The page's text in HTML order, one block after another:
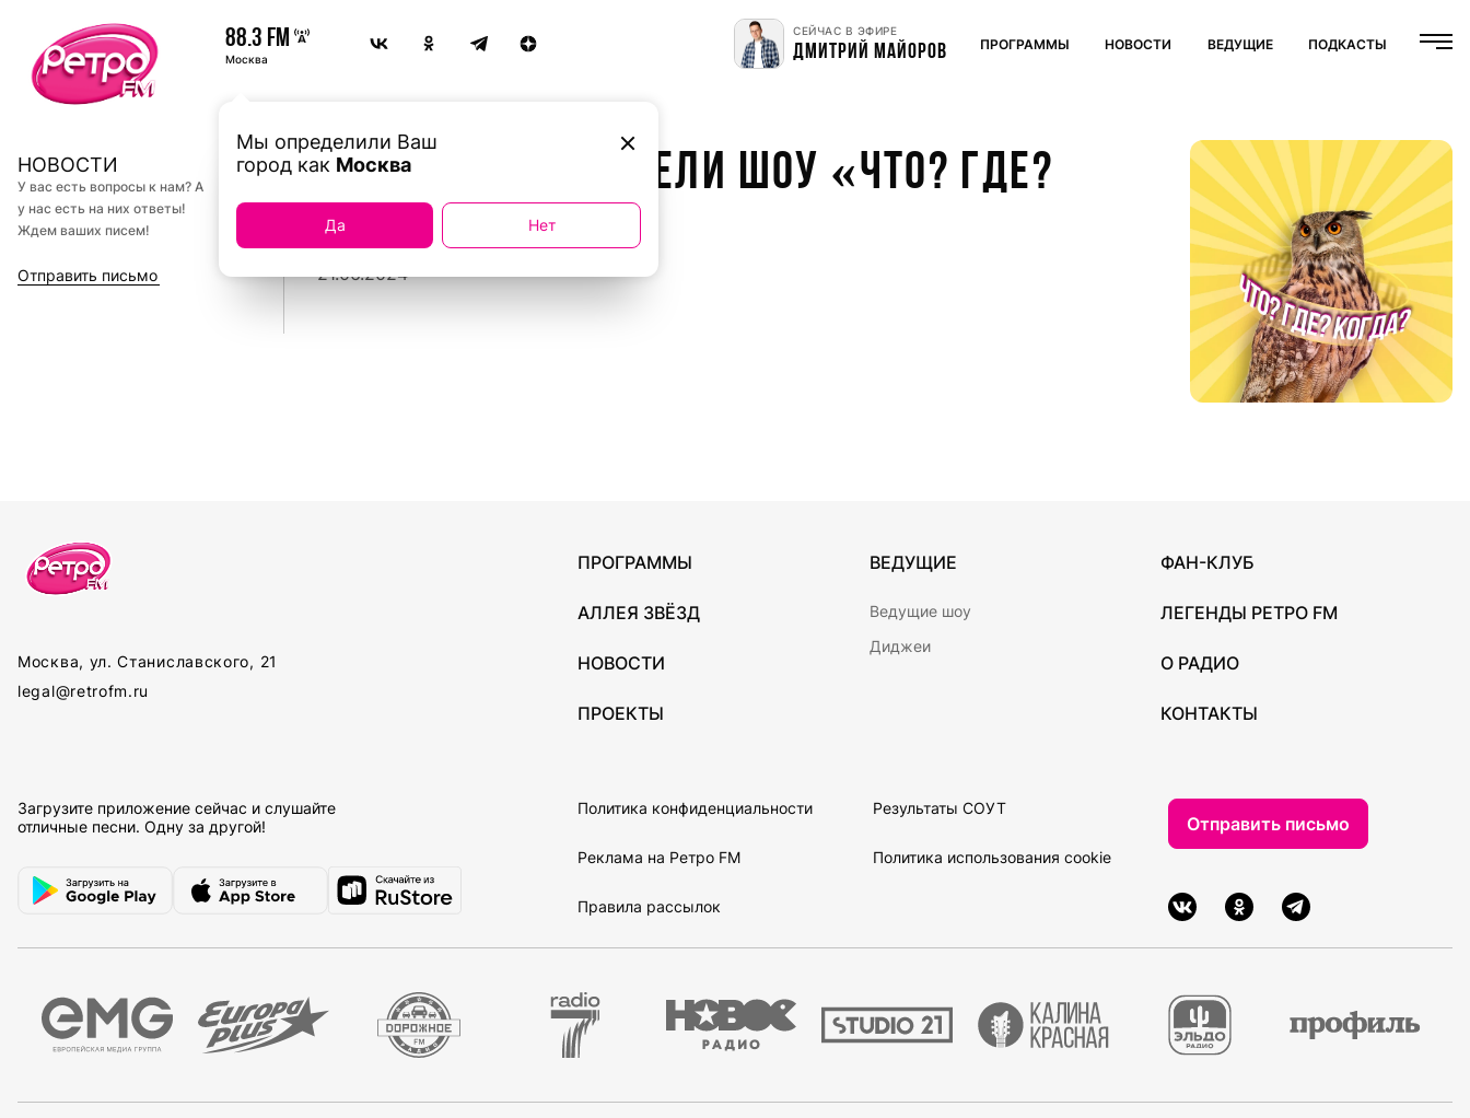
88.3 FM
Москва
СЕЙЧАС В ЭФИРЕ
ДМИТРИЙ МАЙОРОВ ПРОГРАММЫ НОВОСТИ ВЕДУЩИЕ ПОДКАСТЫ
Мы определили Ваш
город как Москва
Да Нет
НОВОСТИ
У вас есть вопросы к нам? А
у нас есть на них ответы!
Ждем ваших писем!
Отправить письмо
ИТОГИ НОВОЙ НЕДЕЛИ ШОУ «ЧТО? ГДЕ?
КОГДА?»
21.06.2024
Москва, ул. Станиславского, 21
legal@retrofm.ru
ПРОГРАММЫ
АЛЛЕЯ ЗВЁЗД
НОВОСТИ
ПРОЕКТЫ
ВЕДУЩИЕ
Ведущие шоу
Диджеи
ФАН-КЛУБ
ЛЕГЕНДЫ РЕТРО FM
О РАДИО
КОНТАКТЫ
Загрузите приложение сейчас и слушайте
отличные песни. Одну за другой!
Политика конфиденциальности
Реклама на Ретро FM
Правила рассылок
Результаты СОУТ
Политика использования cookie
Отправить письмо